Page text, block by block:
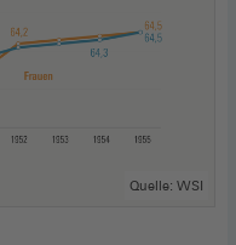
Quelle: WSI